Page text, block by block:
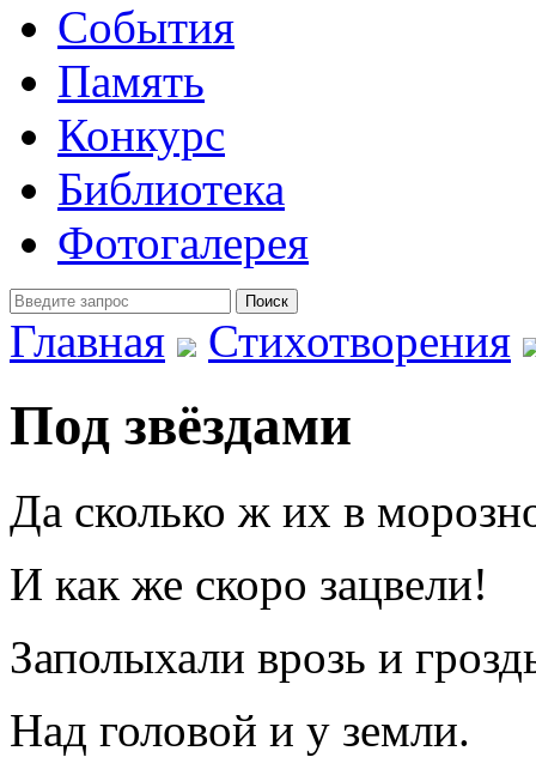
События
Память
Конкурс
Библиотека
Фотогалерея
Главная
Стихотворения
Под звёздами
Да сколько ж их в
И как же скоро зацвели!
Заполыхали врозь и
Над головой и у земли.